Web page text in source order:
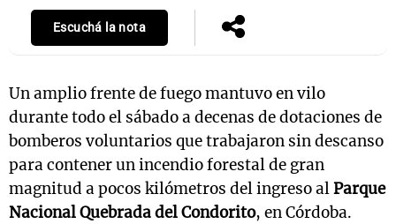
Escuchá la nota
Un amplio frente de fuego mantuvo en vilo
durante todo el sábado a decenas de dotaciones de
bomberos voluntarios que trabajaron sin descanso
para contener un incendio forestal de gran
magnitud a pocos kilómetros del ingreso alParque
Nacional Quebrada del Condorito, en Córdoba.